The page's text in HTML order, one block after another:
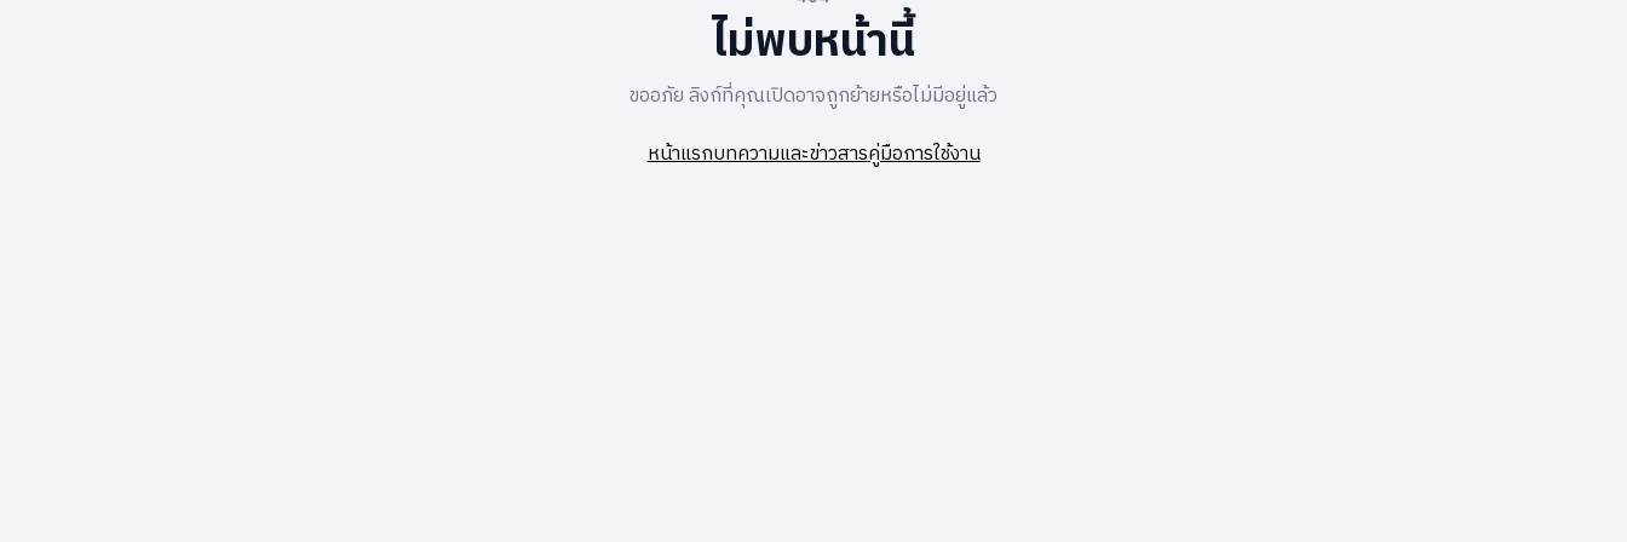
ไม่พบหน้านี้
ขออภัย ลิงก์ที่คุณเปิดอาจถูกย้ายหรือไม่มีอยู่แล้ว
หน้าแรกบทความและข่าวสารคู่มือการใช้งาน